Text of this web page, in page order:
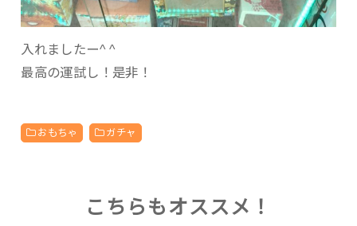
入れましたー^ ^
最高の運試し！是非！
おもちゃ ガチャ
こちらもオススメ！